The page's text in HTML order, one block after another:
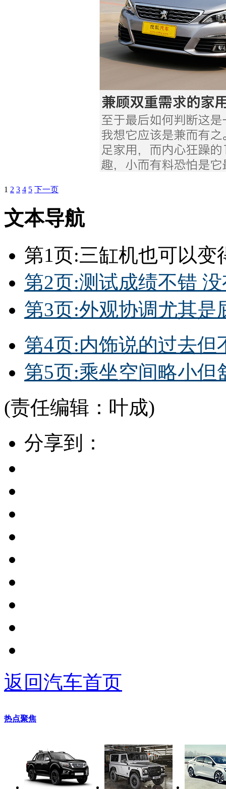
1 2 3 4 5 下一页
文本导航
第1页:三缸机也可以变
第2页:测试成绩不错
第3页:外观协调尤其是
第4页:内饰说的过去但
第5页:乘坐空间略小但
(责任编辑：叶成)
分享到：
返回汽车首页
热点聚焦